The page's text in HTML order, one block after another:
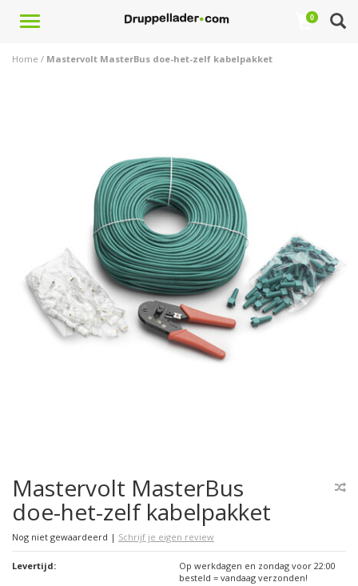
Toggle
0
Home / Mastervolt MasterBus doe-het-zelf kabelpakket
Mastervolt MasterBus
doe-het-zelf kabelpakket
Nog niet gewaardeerd | Schrijf je eigen review
Levertijd:
Op werkdagen en zondag voor 22:00
besteld = vandaag verzonden!